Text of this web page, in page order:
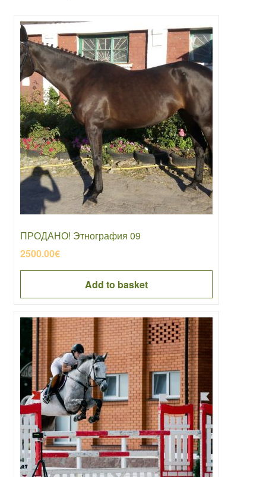
ПРОДАНО! Этнография 09
2500.00€
Add to basket